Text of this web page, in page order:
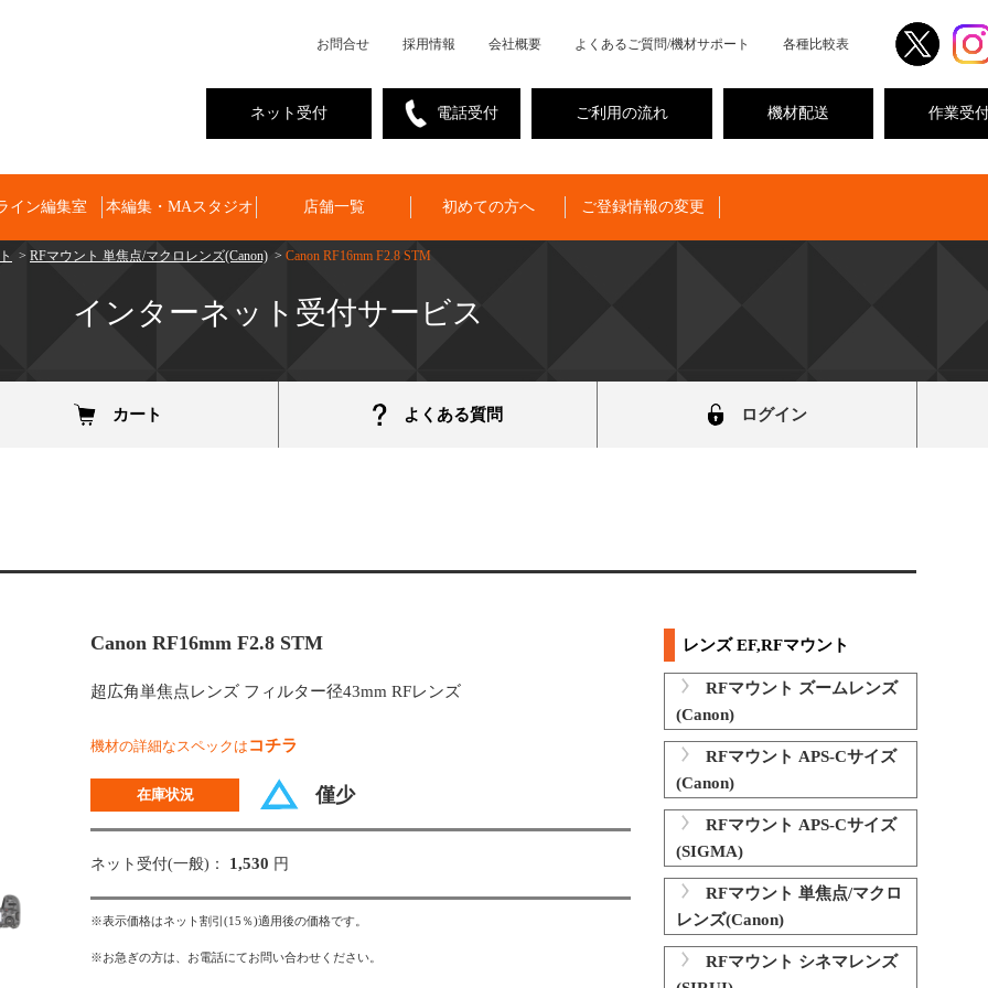
お問合せ 採用情報 会社概要 よくあるご質問/機材サポート 各種比較表
作業受
機材配送
ご利用の流れ
電話受付
ネット受付
イン編集室 本編集・MAスタジオ 店舗一覧 初めての方へ ご登録情報の変更
> RFマウント 単焦点/マクロレンズ(Canon) > Canon RF16mm F2.8 STM
インターネット受付サービス
カート よくある質問 ログイン
Canon RF16mm F2.8 STM
超広角単焦点レンズ フィルター径43mm RFレンズ
機材の詳細なスペックは コチラ
在庫状況 僅少
ネット受付(一般)： 1,530 円
※表示価格はネット割引(15％)適用後の価格です。
※お急ぎの方は、お電話にてお問い合わせください。
レンズ EF,RFマウント
RFマウント ズームレンズ
(Canon)
RFマウント APS-Cサイズ
(Canon)
RFマウント APS-Cサイズ
(SIGMA)
RFマウント 単焦点/マクロ
レンズ(Canon)
RFマウント シネマレンズ